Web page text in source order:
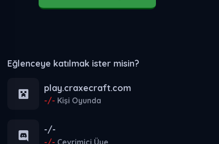
Eğlenceye katılmak ister misin?
play.craxecraft.com
-/- Kişi Oyunda
-/-
-/- Çevrimiçi Üye